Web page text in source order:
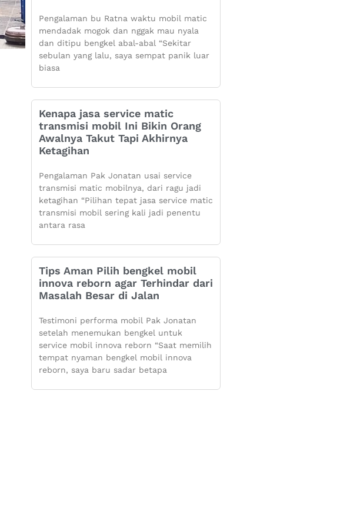
Pengalaman bu Ratna waktu mobil matic
mendadak mogok dan nggak mau nyala
dan ditipu bengkel abal-abal “Sekitar
sebulan yang lalu, saya sempat panik luar
biasa
Kenapa jasa service matic
transmisi mobil Ini Bikin Orang
Awalnya Takut Tapi Akhirnya
Ketagihan
Pengalaman Pak Jonatan usai service
transmisi matic mobilnya, dari ragu jadi
ketagihan “Pilihan tepat jasa service matic
transmisi mobil sering kali jadi penentu
antara rasa
Tips Aman Pilih bengkel mobil
innova reborn agar Terhindar dari
Masalah Besar di Jalan
Testimoni performa mobil Pak Jonatan
setelah menemukan bengkel untuk
service mobil innova reborn “Saat memilih
tempat nyaman bengkel mobil innova
reborn, saya baru sadar betapa